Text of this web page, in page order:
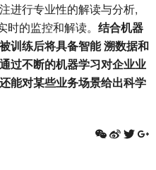
进行专业性的解读与分析,
的监控和解读。 结合机器
训练后将具备智能 溯数据和
过不断的机器学习对企业业
能对某些业务场景给出科学